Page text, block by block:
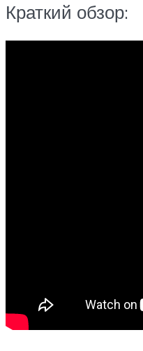
Краткий обзор: